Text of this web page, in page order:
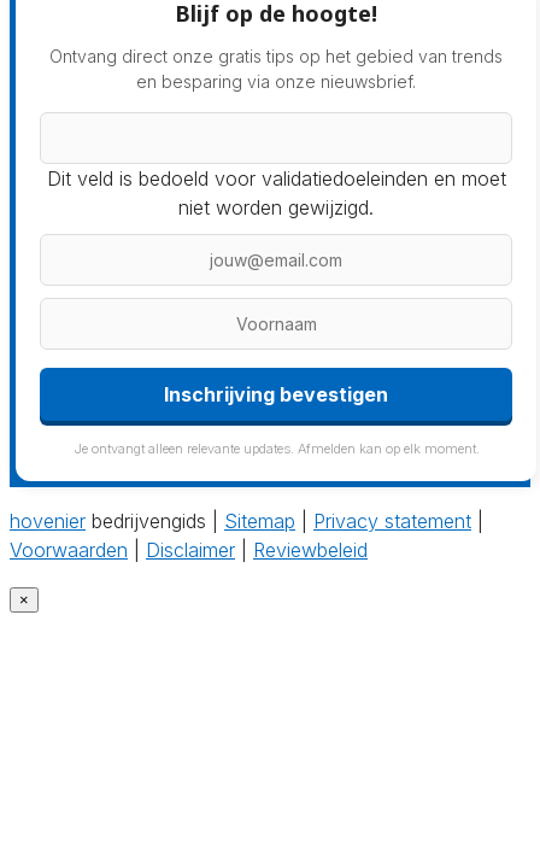
Blijf op de hoogte!
Ontvang direct onze gratis tips op het gebied van trends
en besparing via onze nieuwsbrief.
Dit veld is bedoeld voor validatiedoeleinden en moet
niet worden gewijzigd.
Je ontvangt alleen relevante updates. Afmelden kan op elk moment.
hovenier bedrijvengids | Sitemap Privacy statement
Voorwaarden
Disclaimer Reviewbeleid
×